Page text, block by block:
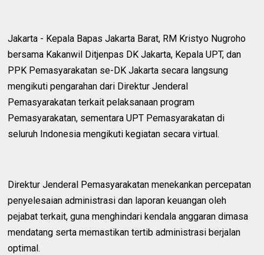
Jakarta - Kepala Bapas Jakarta Barat, RM Kristyo Nugroho
bersama Kakanwil Ditjenpas DK Jakarta, Kepala UPT, dan
PPK Pemasyarakatan se-DK Jakarta secara langsung
mengikuti pengarahan dari Direktur Jenderal
Pemasyarakatan terkait pelaksanaan program
Pemasyarakatan, sementara UPT Pemasyarakatan di
seluruh Indonesia mengikuti kegiatan secara virtual.
Direktur Jenderal Pemasyarakatan menekankan percepatan
penyelesaian administrasi dan laporan keuangan oleh
pejabat terkait, guna menghindari kendala anggaran dimasa
mendatang serta memastikan tertib administrasi berjalan
optimal.